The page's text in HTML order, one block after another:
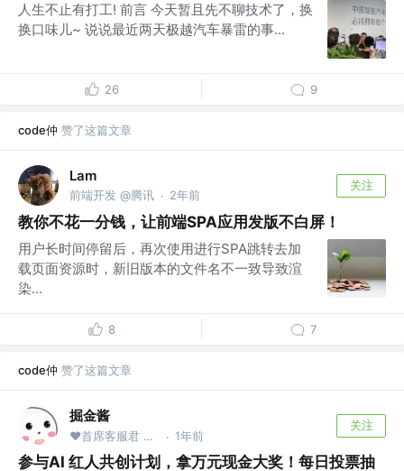
人生不止有打工! 前言 今天暂且先不聊技术了，换
换口味儿~ 说说最近两天极越汽车暴雷的事...
26 9
code仲 赞了这篇文章
Lam
前端开发 @腾讯 · 2年前
关注
教你不花一分钱，让前端SPA应用发版不白屏！
用户长时间停留后，再次使用进行SPA跳转去加
载页面资源时，新旧版本的文件名不一致导致渲
染...
8 7
code仲 赞了这篇文章
掘金酱
❤首席客服君 @掘金 · 1年前
关注
参与AI 红人共创计划，拿万元现金大奖！每日投票抽